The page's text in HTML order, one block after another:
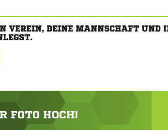
VEREIN, DEINE MANNSCHAFT UND
FOTO HOCH!